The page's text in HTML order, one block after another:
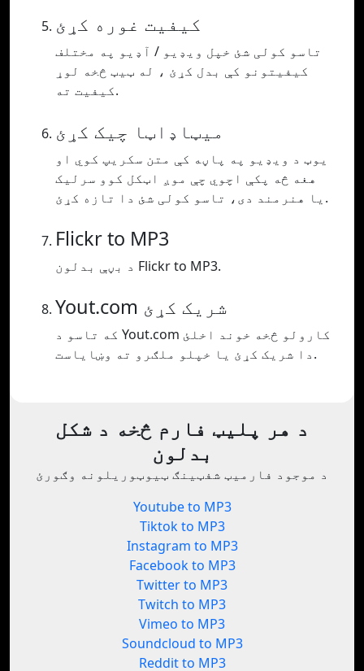
کیفیت غوره کړئ
تاسو کولی شئ خپل ویډیو / آډیو په مختلف
کیفیتونو کې بدل کړئ ، له ټیټ څخه لوړ
کیفیت ته.
میټاډاټا چیک کړئ
یوټ د ویډیو په پاڼه کې متن سکریپ کوي او
هغه څه پکې اچوي چې موږ اټکل کوو سرلیک
یا هنرمند دی، تاسو کولی شئ دا تازه کړئ.
Flickr to MP3
د بڼې بدلون Flickr to MP3.
Yout.com شریک کړئ
که تاسو د Yout.com کارولو څخه خوند اخلئ
دا شریک کړئ یا خپلو ملګرو ته وښایاست.
د هر پلیټ فارم څخه د شکل
بدلون
د موجود فارمیټ شفټینګ ټیوټوریلونه وګورئ
Youtube to MP3
Tiktok to MP3
Instagram to MP3
Facebook to MP3
Twitter to MP3
Twitch to MP3
Vimeo to MP3
Soundcloud to MP3
Reddit to MP3